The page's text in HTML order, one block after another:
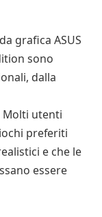
grafica ASUS
sono
dalla
Molti utenti
preferiti
e che le
essere